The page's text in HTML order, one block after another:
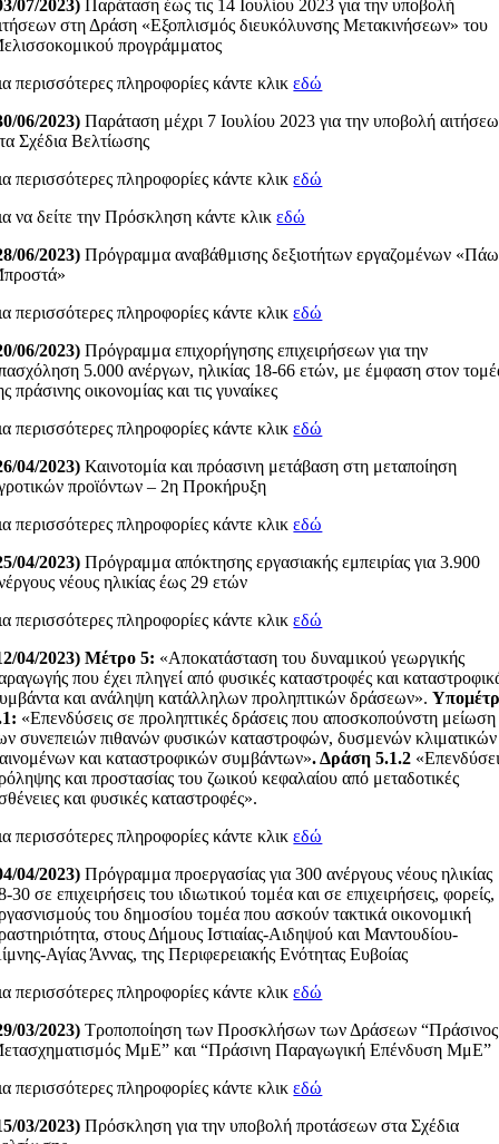
07/2023) Παράταση έως τις 14 Ιουλίου 2023 για την υποβολή
στη Δράση «Εξοπλισμός διευκόλυνσης Μετακινήσεων» του
προγράμματος
περισσότερες πληροφορίες κάντε κλικεδώ
06/2023) Παράταση μέχρι 7 Ιουλίου 2023 για την υποβολή
Σχέδια Βελτίωσης
περισσότερες πληροφορίες κάντε κλικεδώ
να δείτε την Πρόσκληση κάντε κλικεδώ
06/2023) Πρόγραμμα αναβάθμισης δεξιοτήτων εργαζομένων «Πάω
περισσότερες πληροφορίες κάντε κλικεδώ
06/2023) Πρόγραμμα επιχορήγησης επιχειρήσεων για την
5.000 ανέργων, ηλικίας 18-66 ετών, με έμφαση στον
πράσινης οικονομίας και τις γυναίκες
περισσότερες πληροφορίες κάντε κλικεδώ
04/2023) Καινοτομία και πρόασινη μετάβαση στη μεταποίηση
προϊόντων – 2η Προκήρυξη
περισσότερες πληροφορίες κάντε κλικεδώ
04/2023) Πρόγραμμα απόκτησης εργασιακής εμπειρίας για 3.900
νέους ηλικίας έως 29 ετών
περισσότερες πληροφορίες κάντε κλικεδώ
04/2023) Μέτρο 5: «Αποκατάσταση του δυναμικού γεωργικής
που έχει πληγεί από φυσικές καταστροφές και
και ανάληψη κατάλληλων προληπτικών δράσεων».
«Επενδύσεις σε προληπτικές δράσεις που αποσκοπούνστη μείωση
συνεπειών πιθανών φυσικών καταστροφών, δυσμενών κλιματικών
και καταστροφικών συμβάντων». Δράση 5.1.2
και προστασίας του ζωικού κεφαλαίου από μεταδοτικές
και φυσικές καταστροφές».
περισσότερες πληροφορίες κάντε κλικεδώ
04/2023) Πρόγραμμα προεργασίας για 300 ανέργους νέους ηλικίας
30 σε επιχειρήσεις του ιδιωτικού τομέα και σε επιχειρήσεις, φορείς,
του δημοσίου τομέα που ασκούν τακτικά οικονομική
στους Δήμους Ιστιαίας-Αιδηψού και Μαντουδίου-
Αγίας Άννας, της Περιφερειακής Ενότητας Ευβοίας
περισσότερες πληροφορίες κάντε κλικεδώ
03/2023) Τροποποίηση των Προσκλήσων των Δράσεων “Πράσινος
ΜμΕ” και “Πράσινη Παραγωγική Επένδυση ΜμΕ”
περισσότερες πληροφορίες κάντε κλικεδώ
03/2023) Πρόσκληση για την υποβολή προτάσεων στα Σχέδια